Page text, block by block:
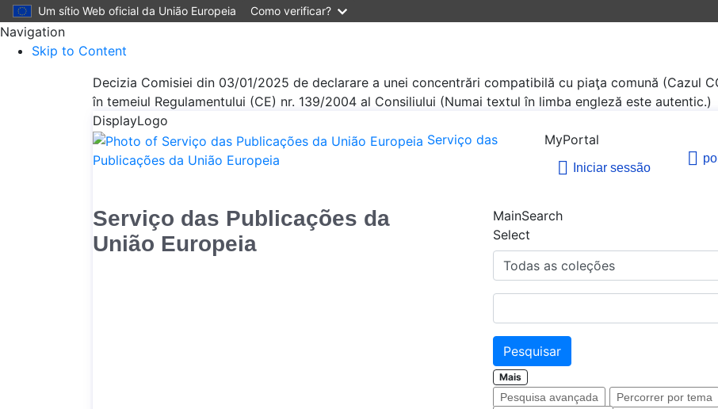
Um sítio Web oficial da União Europeia Como verificar?
Navigation
Skip to Content
Decizia Comisiei din 03/01/2025 de declarare a unei concentrări compatibilă cu piaţa comună (Cazul
în temeiul Regulamentului (CE) nr. 139/2004 al Consiliului (Numai textul în limba engleză este autentic.)
DisplayLogo
Serviço das
Publicações da União Europeia
MyPortal
Iniciar sessão
Serviço das Publicações da
União Europeia
MainSearch
Select
Pesquisar
Mais
Pesquisa avançada
Percorrer por tema